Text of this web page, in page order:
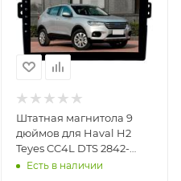
Штатная магнитола 9
дюймов для Haval H2
Teyes CC4L DTS 2842-
6879 Android 13 6+64 Gb
Есть в наличии